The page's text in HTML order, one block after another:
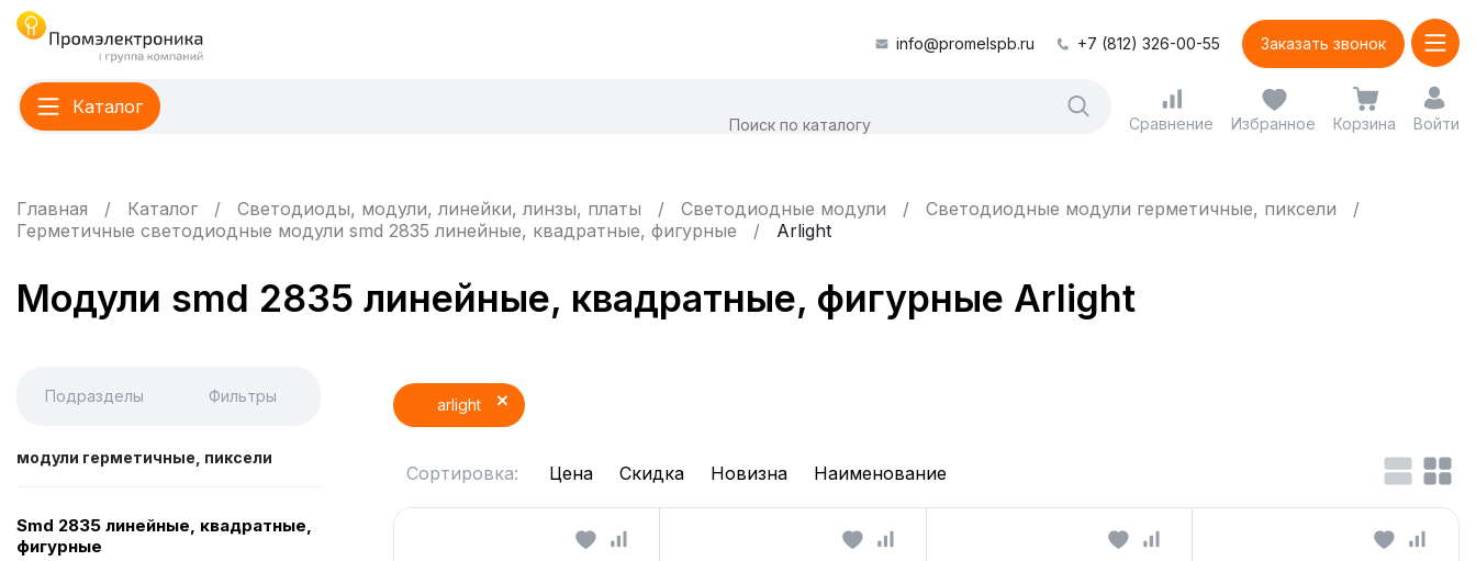
info@promelspb.ru +7 (812) 326-00-55 Заказать звонок
Каталог
Сравнение Избранное Корзина Войти
Главная Каталог Светодиоды, модули, линейки, линзы, платы Светодиодные модули
Светодиодные модули герметичные, пиксели
Герметичные светодиодные модули smd 2835 линейные, квадратные, фигурные
Arlight
Модули smd 2835 линейные, квадратные, фигурные Arlight
Подразделы Фильтры
модули герметичные, пиксели
smd 2835 линейные, квадратные,
фигурные
arlight
Сортировка: Цена Скидка Новизна Наименование